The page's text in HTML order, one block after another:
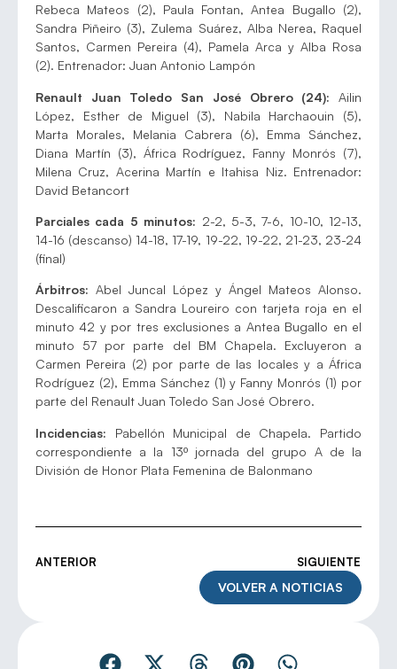
Rebeca Mateos (2), Paula Fontan, Antea Bugallo (2),
Sandra Piñeiro (3), Zulema Suárez, Alba Nerea, Raquel
Santos, Carmen Pereira (4), Pamela Arca y Alba Rosa
(2). Entrenador: Juan Antonio Lampón
Renault Juan Toledo San José Obrero (24): Ailin
López, Esther de Miguel (3), Nabila Harchaouin (5),
Marta Morales, Melania Cabrera (6), Emma Sánchez,
Diana Martín (3), África Rodríguez, Fanny Monrós (7),
Milena Cruz, Acerina Martín e Itahisa Niz. Entrenador:
David Betancort
Parciales cada 5 minutos: 2-2, 5-3, 7-6, 10-10, 12-13,
14-16 (descanso) 14-18, 17-19, 19-22, 19-22, 21-23, 23-24
(final)
Árbitros: Abel Juncal López y Ángel Mateos Alonso.
Descalificaron a Sandra Loureiro con tarjeta roja en el
minuto 42 y por tres exclusiones a Antea Bugallo en el
minuto 57 por parte del BM Chapela. Excluyeron a
Carmen Pereira (2) por parte de las locales y a África
Rodríguez (2), Emma Sánchez (1) y Fanny Monrós (1) por
parte del Renault Juan Toledo San José Obrero.
Incidencias: Pabellón Municipal de Chapela. Partido
correspondiente a la 13º jornada del grupo A de la
División de Honor Plata Femenina de Balonmano
ANTERIOR SIGUIENTE
VOLVER A NOTICIAS